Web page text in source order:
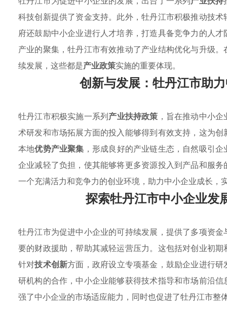
科技创新提供了资金支持。此外，牡丹江市积极推动技
府还鼓励中小企业进行人才培养，打造具备竞争力的人
产业的聚集，牡丹江市有效推动了产业结构优化与升级
续发展，这些都是产业政策实施的重要体现。
创新与发展：牡丹江市助
牡丹江市积极实施一系列产业扶持政策 ，旨在推动中小
术研发和市场拓展方面的投入能够得到有效支持，这为
本地优势产业聚集 ，形成良好的产业链生态，自然吸引
企业减轻了负担，使其能够将更多资源投入到产品和服
一个充满活力和竞争力的创业环境，助力中小企业成长，
探索牡丹江市中小企业发
牡丹江市为促进中小企业的可持续发展，提供了多项资
要的财政援助，帮助其减轻运营压力。这包括对创业初
针对技术创新方面，政府设立专项基金，鼓励企业进行
研机构的合作，中小企业能够获得技术指导和市场前沿
强了中小企业的市场适应能力，同时也促进了牡丹江市整